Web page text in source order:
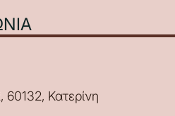
Κατερίνη